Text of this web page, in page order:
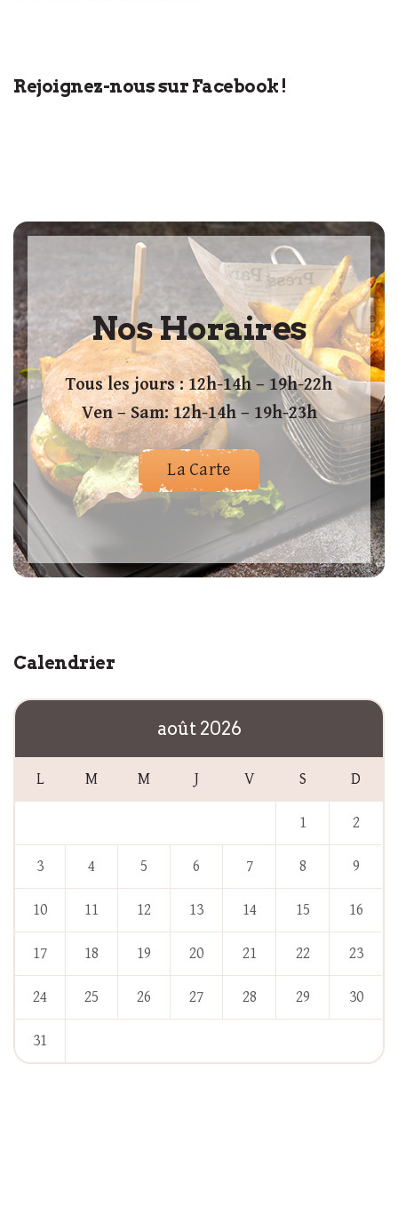
Rejoignez-nous sur Facebook !
Nos Horaires
Tous les jours : 12h-14h – 19h-22h
Ven – Sam: 12h-14h – 19h-23h
La Carte
Calendrier
août 2026
L M M J V S D
1 2
3 4 5 6 7 8 9
10 11 12 13 14 15 16
17 18 19 20 21 22 23
24 25 26 27 28 29 30
31